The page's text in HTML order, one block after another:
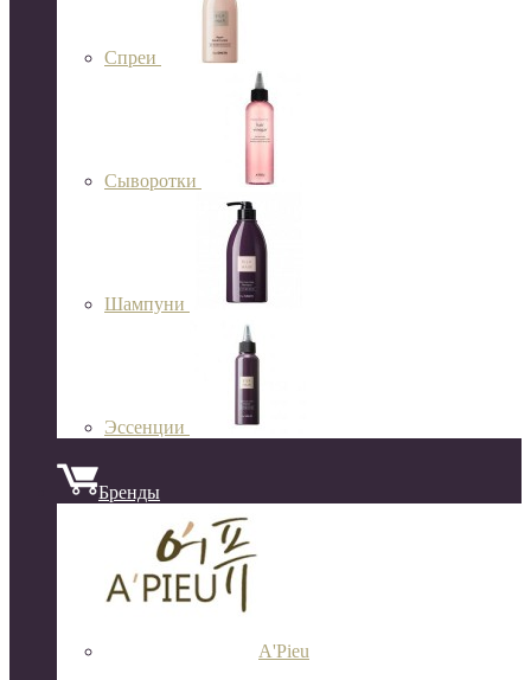
Спреи
Сыворотки
Шампуни
Эссенции
Бренды
A'Pieu